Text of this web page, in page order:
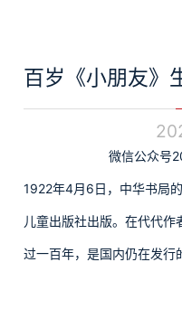
百岁《小朋友》
微信公众号
1922年4月6日，中华书局
儿童出版社出版。在代代
过一百年，是国内仍在发行